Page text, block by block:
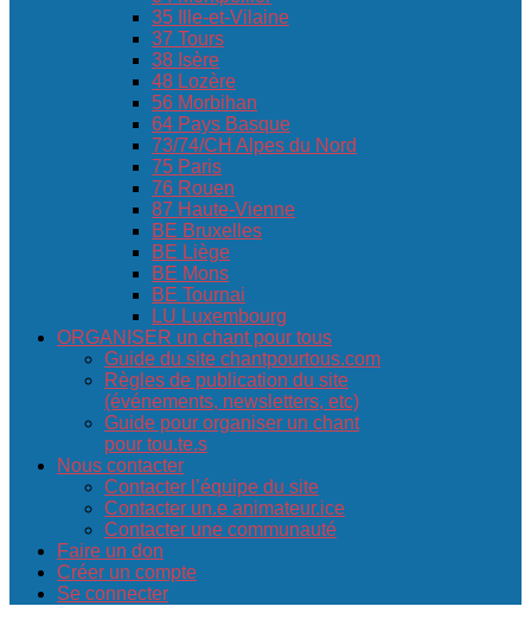
35 Ille-et-Vilaine
37 Tours
38 Isère
48 Lozère
56 Morbihan
64 Pays Basque
73/74/CH Alpes du Nord
75 Paris
76 Rouen
87 Haute-Vienne
BE Bruxelles
BE Liège
BE Mons
BE Tournai
LU Luxembourg
ORGANISER un chant pour tous
Guide du site chantpourtous.com
Règles de publication du site
(événements, newsletters, etc)
Guide pour organiser un chant
pour tou.te.s
Nous contacter
Contacter l’équipe du site
Contacter un.e animateur.ice
Contacter une communauté
Faire un don
Créer un compte
Se connecter